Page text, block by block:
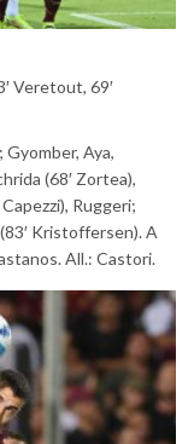
Veretout, 69′
Aya,
(68′ Zortea),
Ruggeri;
Kristoffersen). A
All.: Castori.